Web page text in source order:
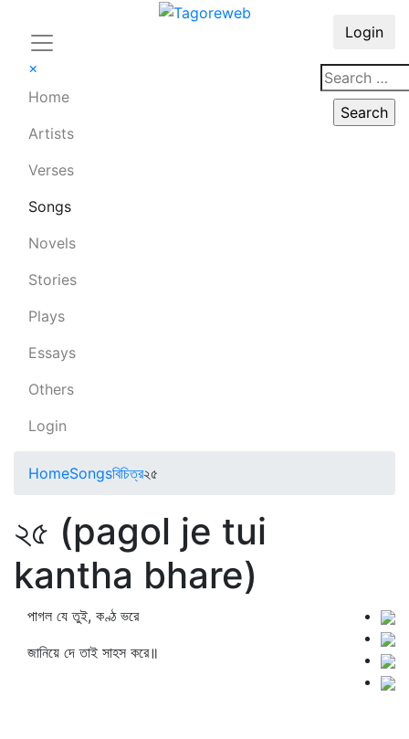
×
Home
Artists
Verses
Songs
Novels
Stories
Plays
Essays
Others
Login
Login
HomeSongsবিচিত্র২৫
২৫ (pagol je tui
kantha bhare)
পাগল যে তুই, কণ্ঠ ভরে
জানিয়ে দে তাই সাহস করে॥